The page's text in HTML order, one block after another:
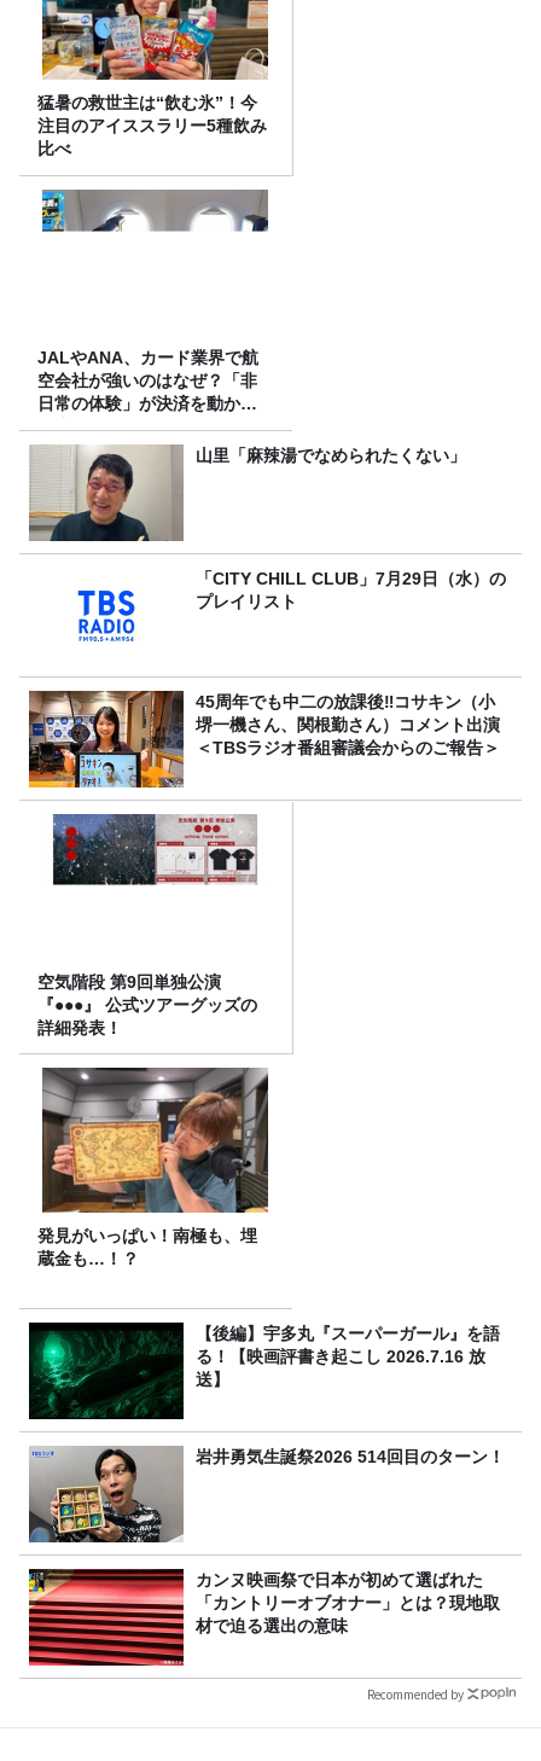
猛暑の救世主は“飲む氷”！今
注目のアイススラリー5種飲み
比べ
JALやANA、カード業界で航
空会社が強いのはなぜ？「非
日常の体験」が決済を動かす
理由
山里「麻辣湯でなめられたくない」
「CITY CHILL CLUB」7月29日（水）の
プレイリスト
45周年でも中二の放課後‼コサキン（小
堺一機さん、関根勤さん）コメント出演
＜TBSラジオ番組審議会からのご報告＞
空気階段 第9回単独公演
『●●●』 公式ツアーグッズの
詳細発表！
発見がいっぱい！南極も、埋
蔵金も…！？
【後編】宇多丸『スーパーガール』を語
る！【映画評書き起こし 2026.7.16 放
送】
岩井勇気生誕祭2026 514回目のターン！
カンヌ映画祭で日本が初めて選ばれた
「カントリーオブオナー」とは？現地取
材で迫る選出の意味
Recommended by